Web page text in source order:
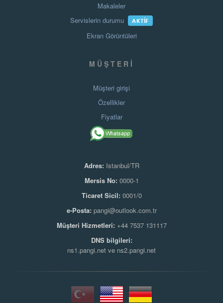
Makaleler
Servislerin durumu
AKTIF
Ekran Görüntüleri
MÜŞTERI
Müşteri girişi
Özellikler
Fiyatlar
Adres:Istanbul/TR
Mersis No:0000-1
Ticaret Sicil:0001/0
e-Posta:pangi@outlook.com.tr
Müşteri Hizmetleri:+44 7537 131117
DNS bilgileri:
ns1.pangi.net ve ns2.pangi.net